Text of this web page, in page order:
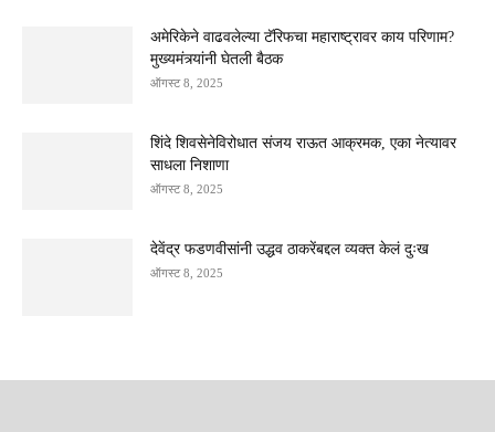
अमेरिकेने वाढवलेल्या टॅरिफचा महाराष्ट्रावर काय परिणाम?
मुख्यमंत्र्यांनी घेतली बैठक
ऑगस्ट 8, 2025
शिंदे शिवसेनेविरोधात संजय राऊत आक्रमक, एका नेत्यावर
साधला निशाणा
ऑगस्ट 8, 2025
देवेंद्र फडणवीसांनी उद्धव ठाकरेंबद्दल व्यक्त केलं दुःख
ऑगस्ट 8, 2025